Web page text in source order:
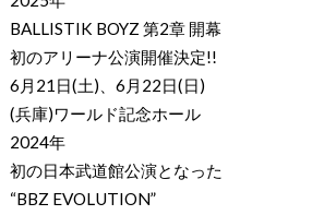
BALLISTIK BOYZ 第2章 開幕
初のアリーナ公演開催決定!!
6月21日(土)、6月22日(日)
(兵庫)ワールド記念ホール
2024年
初の日本武道館公演となった
“BBZ EVOLUTION”